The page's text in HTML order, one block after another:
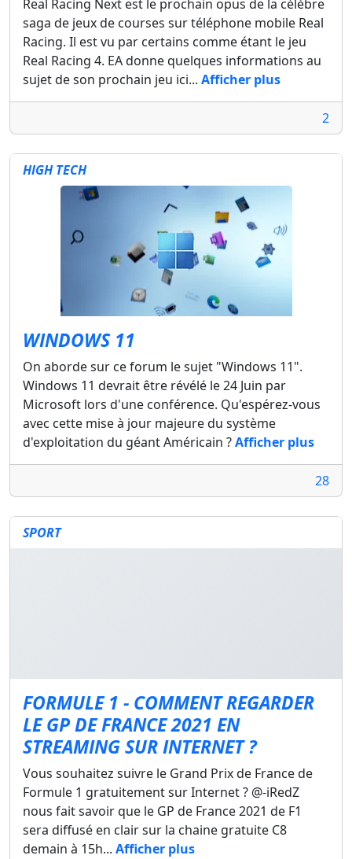
Real Racing Next est le prochain opus de la célèbre
saga de jeux de courses sur téléphone mobile Real
Racing. Il est vu par certains comme étant le jeu
Real Racing 4. EA donne quelques informations au
sujet de son prochain jeu ici... Afficher plus
2
HIGH TECH
WINDOWS 11
On aborde sur ce forum le sujet "Windows 11".
Windows 11 devrait être révélé le 24 Juin par
Microsoft lors d'une conférence. Qu'espérez-vous
avec cette mise à jour majeure du système
d'exploitation du géant Américain ?Afficher plus
28
SPORT
FORMULE 1 - COMMENT REGARDER
LE GP DE FRANCE 2021 EN
STREAMING SUR INTERNET ?
Vous souhaitez suivre le Grand Prix de France de
Formule 1 gratuitement sur Internet ? @-iRedZ
nous fait savoir que le GP de France 2021 de F1
sera diffusé en clair sur la chaine gratuite C8
demain à 15h... Afficher plus